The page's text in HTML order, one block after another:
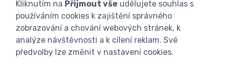
Kliknutím na Přijmout vše udělujete souhlas s
používáním cookies k zajištění správného
zobrazování a chování webových stránek, k
analýze návštěvnosti a k cílení reklam. Své
předvolby lze změnit v nastavení cookies.